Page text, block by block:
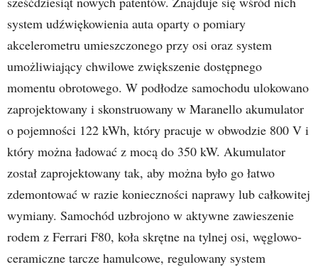
system udźwiękowienia auta oparty o pomiary
akcelerometru umieszczonego przy osi oraz system
umożliwiający chwilowe zwiększenie dostępnego
momentu obrotowego. W podłodze samochodu ulokowano
zaprojektowany i skonstruowany w Maranello akumulator
o pojemności 122 kWh, który pracuje w obwodzie 800 V i
który można ładować z mocą do 350 kW. Akumulator
został zaprojektowany tak, aby można było go łatwo
zdemontować w razie konieczności naprawy lub całkowitej
wymiany. Samochód uzbrojono w aktywne zawieszenie
rodem z Ferrari F80, koła skrętne na tylnej osi, węglowo-
ceramiczne tarcze hamulcowe, regulowany system